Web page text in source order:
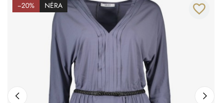
−20% NĖRA favorite_border